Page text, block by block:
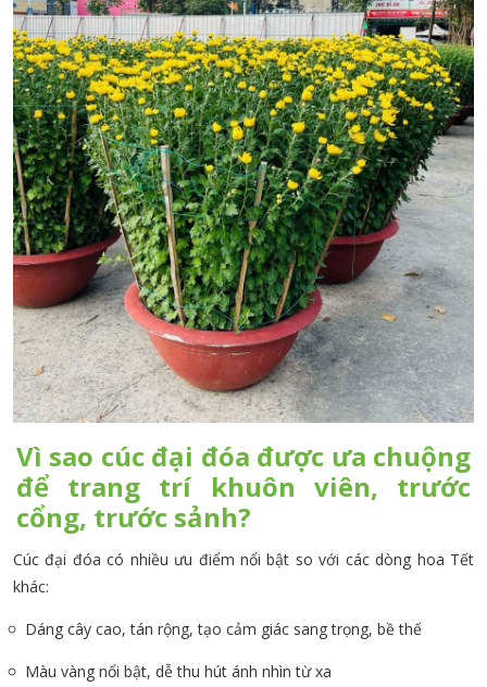
Vì sao cúc đại đóa được ưa chuộng
để trang trí khuôn viên, trước
cổng, trước sảnh?
Cúc đại đóa có nhiều ưu điểm nổi bật so với các dòng hoa Tết
khác:
Dáng cây cao, tán rộng, tạo cảm giác sang trọng, bề thế
Màu vàng nổi bật, dễ thu hút ánh nhìn từ xa